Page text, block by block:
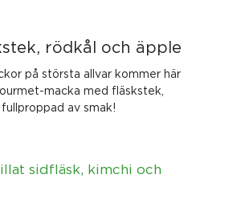
rödkål och äpple
på största allvar kommer här
macka med fläskstek,
av smak!